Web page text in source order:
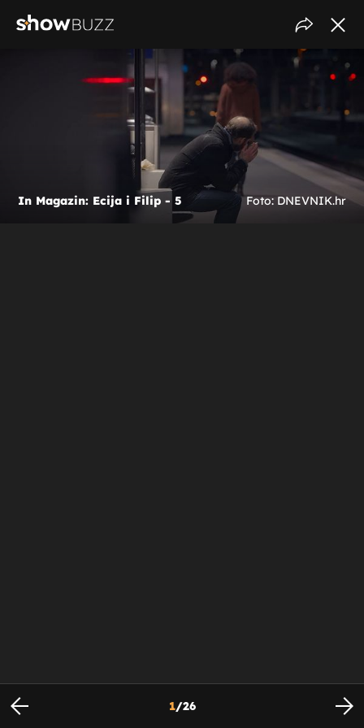
In Magazin: Ecija i Filip - 5 Foto: DNEVNIK.hr
1/26